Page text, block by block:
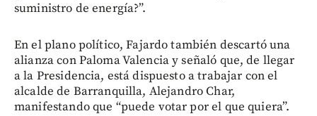
suministro de energía?”.
En el plano político, Fajardo también descartó una
alianza con Paloma Valencia y señaló que, de llegar
a la Presidencia, está dispuesto a trabajar con el
alcalde de Barranquilla, Alejandro Char,
manifestando que “puede votar por el que quiera”.